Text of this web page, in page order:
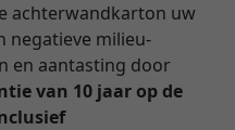
achterwandkarton uw
negatieve milieu-
en aantasting door
van 10 jaar op de